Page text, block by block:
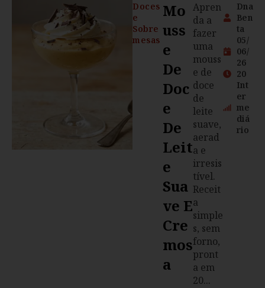
Doces
e
Sobre
mesas
Mo
Uss
E
De
Doc
E
De
Leit
E
Sua
Ve E
Cre
Mos
A
Apren
da a
fazer
uma
mouss
e de
doce
de
leite
suave,
aerad
a e
irresis
tível.
Receit
a
simple
s, sem
forno,
pront
a em
20...
Dna
Ben
ta
05/
06/
26
20
Int
er
me
diá
rio